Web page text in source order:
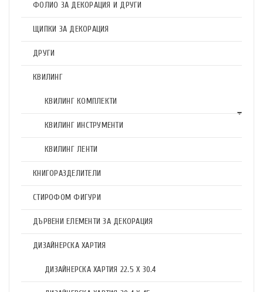
ФОЛИО ЗА ДЕКОРАЦИЯ И ДРУГИ
ЩИПКИ ЗА ДЕКОРАЦИЯ
ДРУГИ
КВИЛИНГ
КВИЛИНГ КОМПЛЕКТИ
КВИЛИНГ ИНСТРУМЕНТИ
КВИЛИНГ ЛЕНТИ
КНИГОРАЗДЕЛИТЕЛИ
СТИРОФОМ ФИГУРИ
ДЪРВЕНИ ЕЛЕМЕНТИ ЗА ДЕКОРАЦИЯ
ДИЗАЙНЕРСКА ХАРТИЯ
ДИЗАЙНЕРСКА ХАРТИЯ 22.5 X 30.4